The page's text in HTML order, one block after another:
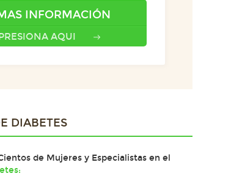
INFORMACIÓN
AQUI
DIABETES
de Mujeres y Especialistas en el